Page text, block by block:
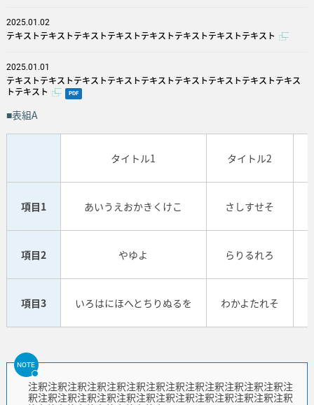
2025.01.02
テキストテキストテキストテキストテキストテキストテキストテキスト
2025.01.01
テキストテキストテキストテキストテキストテキストテキストテキストテキス
トテキスト
PDF
■表組A
タイトル1 タイトル2
項目1 あいうえおかきくけこ さしすせそ
項目2 やゆよ らりるれろ
項目3 いろはにほへとちりぬるを わかよたれそ
NOTE
注釈注釈注釈注釈注釈注釈注釈注釈注釈注釈注釈注釈注釈注
釈注釈注釈注釈注釈注釈注釈注釈注釈注釈注釈注釈注釈注釈